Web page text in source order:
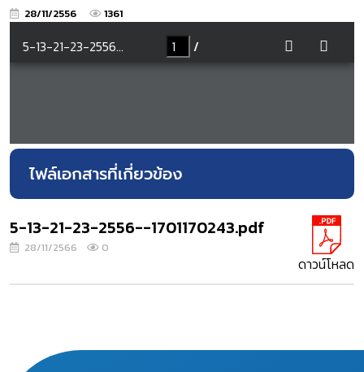
28/11/2556 1361
ไฟล์เอกสารที่เกี่ยวข้อง
5-13-21-23-2556--1701170243.pdf
28/11/2566 0
ดาวน์โหลด